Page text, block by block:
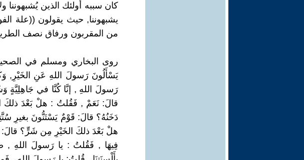
كان سببه أولئك الذين يُشبهوننا
يشبهوننا, حيث يقولون ((علة
من المقربون ورفاق نصف
روى البخاري ومسلم في
يَسْأَلُونَ رَسولَ اللهِ عَنِ الخَيْرِ,
رَسولَ اللهِ , إنَّا كُنَّا في جَاهِلِيَّةٍ
قالَ: نَعَمْ , فَقُلتُ : هلْ بَعْدَ
دَخَنُهُ؟ قالَ: قَوْمٌ يَسْتَنُّونَ بغيرِ
هلْ بَعْدَ ذلكَ الخَيْرِ مِن شَرٍّ؟ قالَ:
فِيهَا , فَقُلتُ : يا رَسولَ اللهِ ,